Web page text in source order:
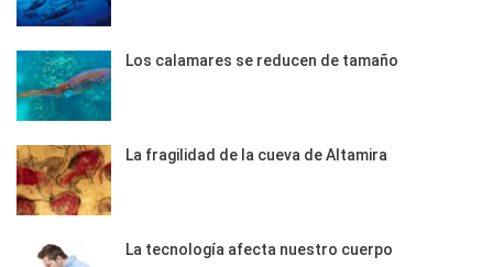
Los calamares se reducen de tamaño
La fragilidad de la cueva de Altamira
La tecnología afecta nuestro cuerpo